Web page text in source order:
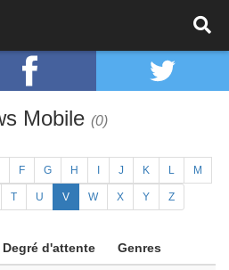
Mobile (0)
F G H J K L M
T U V W X Y Z
Degré d'attente Genres